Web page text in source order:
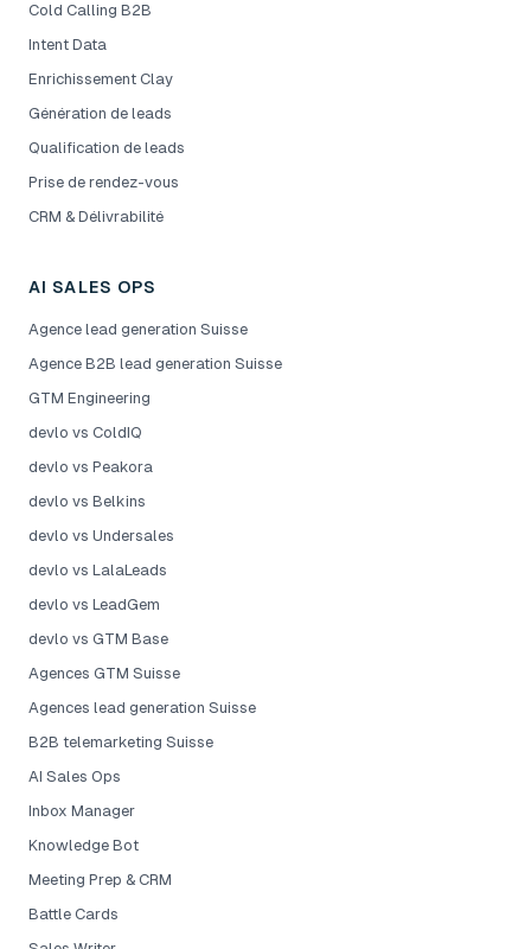
Cold Calling B2B
Intent Data
Enrichissement Clay
Génération de leads
Qualification de leads
Prise de rendez-vous
CRM & Délivrabilité
AI SALES OPS
Agence lead generation Suisse
Agence B2B lead generation Suisse
GTM Engineering
devlo vs ColdIQ
devlo vs Peakora
devlo vs Belkins
devlo vs Undersales
devlo vs LalaLeads
devlo vs LeadGem
devlo vs GTM Base
Agences GTM Suisse
Agences lead generation Suisse
B2B telemarketing Suisse
AI Sales Ops
Inbox Manager
Knowledge Bot
Meeting Prep & CRM
Battle Cards